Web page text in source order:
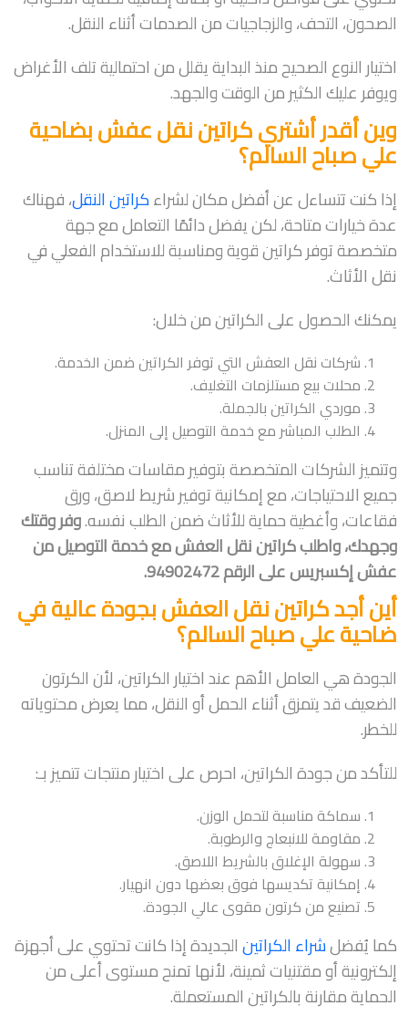
الصحون، التحف، والزجاجيات من الصدمات أثناء النقل.
اختيار النوع الصحيح منذ البداية يقلل من احتمالية تلف الأغراض
ويوفر عليك الكثير من الوقت والجهد.
وين أقدر أشتري كراتين نقل عفش بضاحية
علي صباح السالم؟
إذا كنت تتساءل عن أفضل مكان لشراءكراتين النقل، فهناك
عدة خيارات متاحة، لكن يفضل دائمًا التعامل مع جهة
متخصصة توفر كراتين قوية ومناسبة للاستخدام الفعلي في
نقل الأثاث.
يمكنك الحصول على الكراتين من خلال:
شركات نقل العفش التي توفر الكراتين ضمن الخدمة.
محلات بيع مستلزمات التغليف.
موردي الكراتين بالجملة.
الطلب المباشر مع خدمة التوصيل إلى المنزل.
وتتميز الشركات المتخصصة بتوفير مقاسات مختلفة تناسب
جميع الاحتياجات، مع إمكانية توفير شريط لاصق، ورق
فقاعات، وأغطية حماية للأثاث ضمن الطلب نفسه.وفر وقتك
وجهدك، واطلب كراتين نقل العفش مع خدمة التوصيل من
عفش إكسبريس على الرقم 94902472.
أين أجد كراتين نقل العفش بجودة عالية في
ضاحية علي صباح السالم؟
الجودة هي العامل الأهم عند اختيار الكراتين، لأن الكرتون
الضعيف قد يتمزق أثناء الحمل أو النقل، مما يعرض محتوياته
للخطر.
للتأكد من جودة الكراتين، احرص على اختيار منتجات تتميز بـ:
سماكة مناسبة لتحمل الوزن.
مقاومة للانبعاج والرطوبة.
سهولة الإغلاق بالشريط اللاصق.
إمكانية تكديسها فوق بعضها دون انهيار.
تصنيع من كرتون مقوى عالي الجودة.
كما يُفضلشراء الكراتينالجديدة إذا كانت تحتوي على أجهزة
إلكترونية أو مقتنيات ثمينة، لأنها تمنح مستوى أعلى من
الحماية مقارنة بالكراتين المستعملة.